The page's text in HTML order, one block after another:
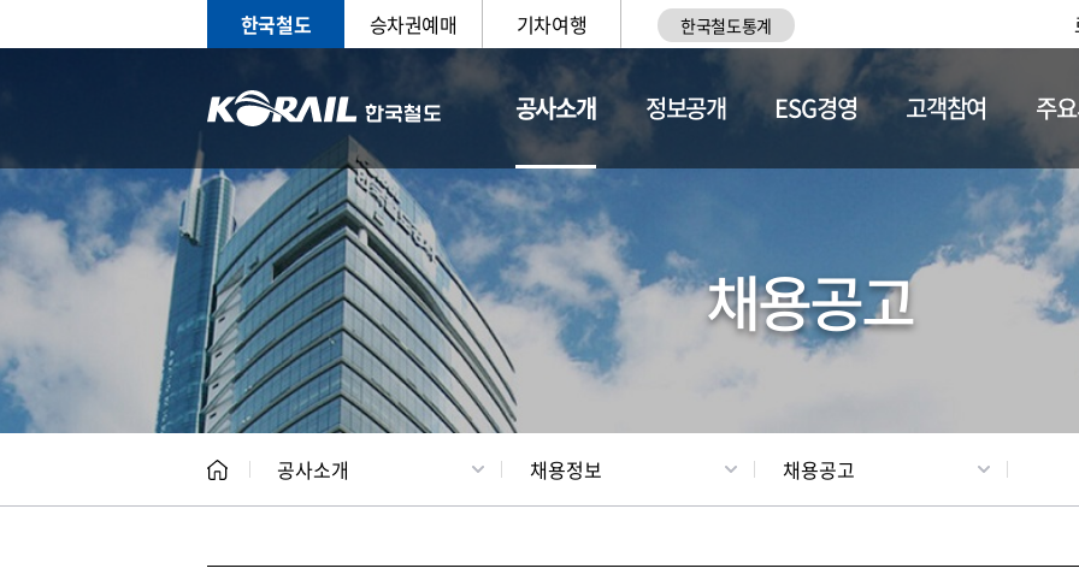
한국철도 승차권예매 기차여행 한국철도통계
공사소개
CEO 일반현황 채용정보
정보공개 ESG경영 고객참여 주
채용공고
공사소개 채용정보 채용공고